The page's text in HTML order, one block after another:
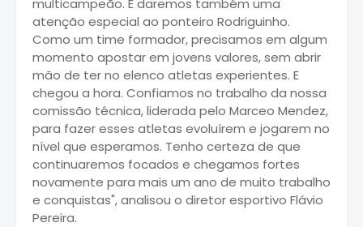
multicampeão. E daremos também uma
atenção especial ao ponteiro Rodriguinho.
Como um time formador, precisamos em algum
momento apostar em jovens valores, sem abrir
mão de ter no elenco atletas experientes. E
chegou a hora. Confiamos no trabalho da nossa
comissão técnica, liderada pelo Marceo Mendez,
para fazer esses atletas evoluírem e jogarem no
nível que esperamos. Tenho certeza de que
continuaremos focados e chegamos fortes
novamente para mais um ano de muito trabalho
e conquistas", analisou o diretor esportivo Flávio
Pereira.